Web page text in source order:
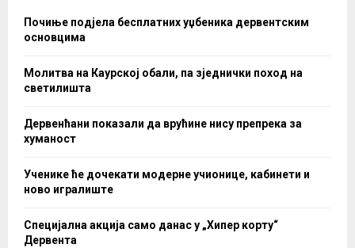
Почиње подјела бесплатних уџбеника дервентским
основцима
Молитва на Каурској обали, па зједнички поход на
светилишта
Дервенћани показали да врућине нису препрека за
хуманост
Ученике ће дочекати модерне учионице, кабинети и
ново игралиште
Специјална акција само данас у „Хипер корту“
Дервента